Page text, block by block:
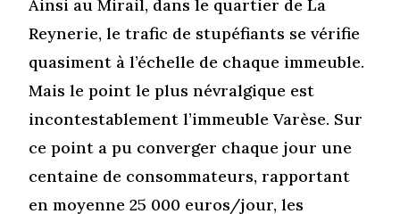
Ainsi au Mirail, dans le quartier de La
Reynerie, le trafic de stupéfiants se vérifie
quasiment à l’échelle de chaque immeuble.
Mais le point le plus névralgique est
incontestablement l’immeuble Varèse. Sur
ce point a pu converger chaque jour une
centaine de consommateurs, rapportant
en moyenne 25 000 euros/jour, les